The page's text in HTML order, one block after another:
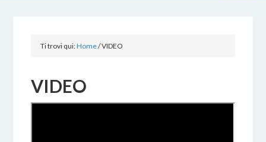
Ti trovi qui:Home/VIDEO
VIDEO